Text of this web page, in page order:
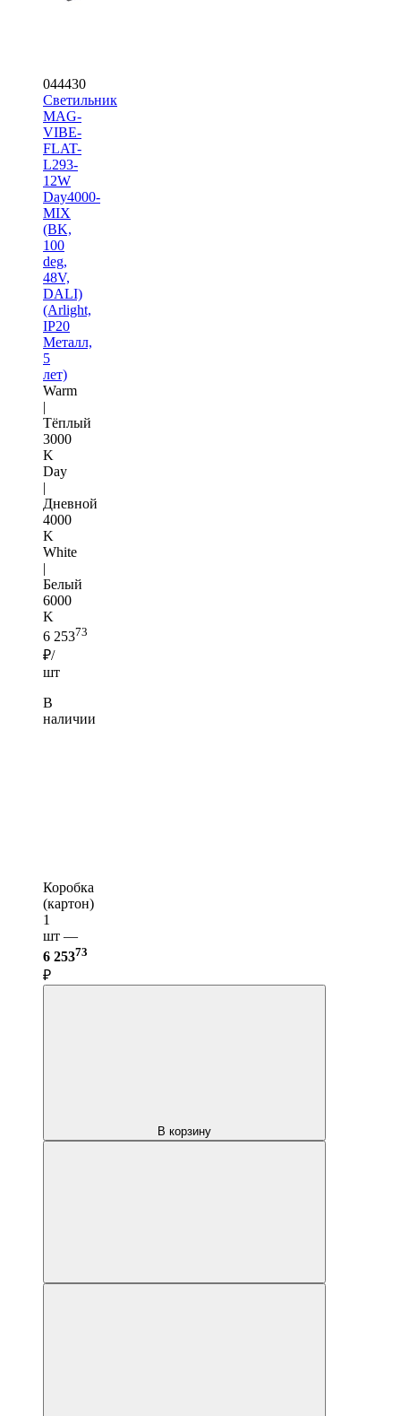
044430
Светильник
MAG-
VIBE-
FLAT-
L293-
12W
Day4000-
MIX
(BK,
100
deg,
48V,
DALI)
(Arlight,
IP20
Металл,
5
лет)
Warm
|
Тёплый
3000
K
Day
|
Дневной
4000
K
White
|
Белый
6000
K
6 25373
₽/
шт
В
наличии
Коробка
(картон)
1
шт —
6 25373
₽
В корзину